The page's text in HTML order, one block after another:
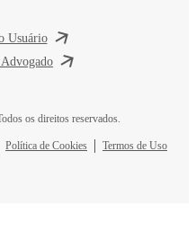
Usuário
os direitos reservados.
Política de Cookies Termos de Uso